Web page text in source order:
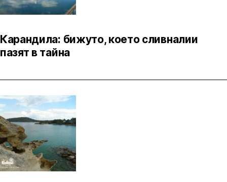
Карандила: бижуто, което сливналии
пазят в тайна